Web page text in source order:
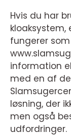
Hvis du har
kloaksystem,
fungerer
information
med en af
løsning, der
men også
udfordringer.